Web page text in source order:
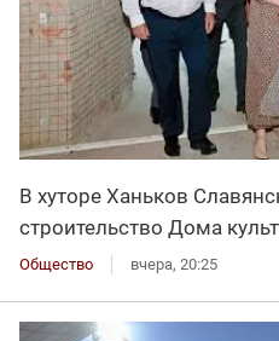
В хуторе Ханьков
строительство Дома
Общество вчера, 20:25